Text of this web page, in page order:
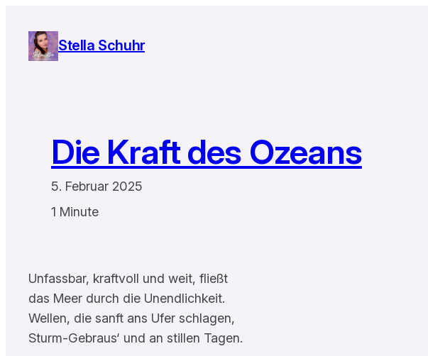
Inhalt
springen
Stella Schuhr
Die Kraft des Ozeans
5. Februar 2025
1 Minute
Unfassbar, kraftvoll und weit, fließt
das Meer durch die Unendlichkeit.
Wellen, die sanft ans Ufer schlagen,
Sturm-Gebraus‘ und an stillen Tagen.